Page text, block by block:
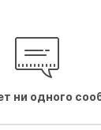
ни одного